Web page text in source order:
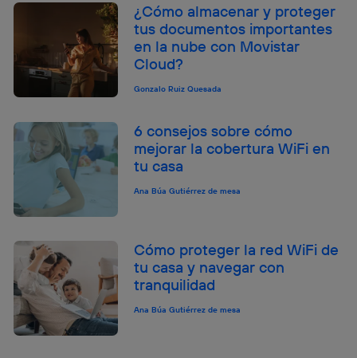
¿Cómo almacenar y proteger
tus documentos importantes
en la nube con Movistar
Cloud?
Gonzalo Ruiz Quesada
6 consejos sobre cómo
mejorar la cobertura WiFi en
tu casa
Ana Búa Gutiérrez de mesa
Cómo proteger la red WiFi de
tu casa y navegar con
tranquilidad
Ana Búa Gutiérrez de mesa